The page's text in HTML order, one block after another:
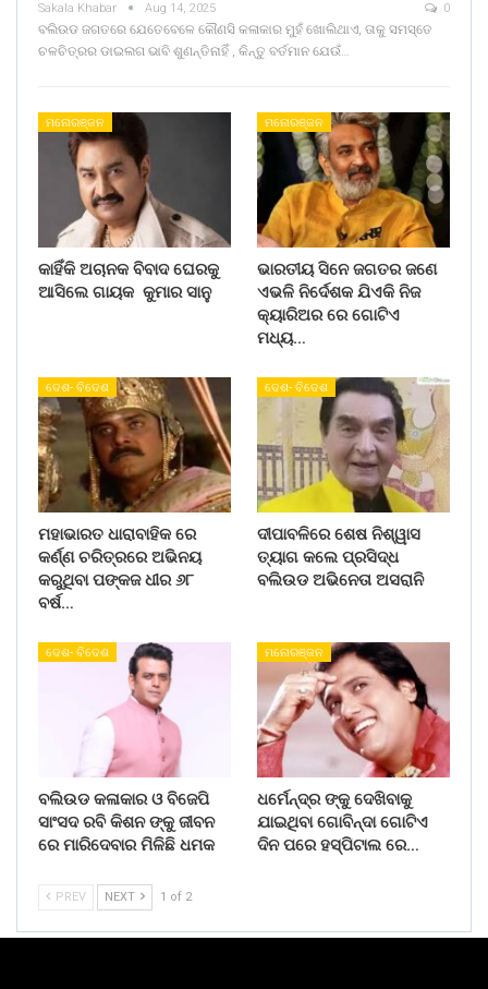
Sakala Khabar Aug 14, 2025 0
ବଲିଉଡ ଜଗତରେ ଯେତେବେଳେ କୌଣସି କଳାକାର ମୁହଁ ଖୋଲିଥାଏ, ତାକୁ ସମସ୍ତେ
ଚଳଚିତ୍ରର ଡାଇଲଗ ଭାବି ଶୁଣନ୍ତିନାହିଁ , କିନ୍ତୁ ବର୍ତମାନ ଯେଉଁ…
ମନୋରଞ୍ଜନ
କାହିଁକି ଅଚାନକ ବିବାଦ ଘେରକୁ
ଆସିଲେ ଗାୟକ କୁମାର ସାନୁ
ମନୋରଞ୍ଜନ
ଭାରତୀୟ ସିନେ ଜଗତର ଜଣେ
ଏଭଳି ନିର୍ଦେଶକ ଯିଏକି ନିଜ
କ୍ୟାରିଅର ରେ ଗୋଟିଏ
ମଧ୍ୟ…
ଦେଶ- ବିଦେଶ
ମହାଭାରତ ଧାରାବାହିକ ରେ
କର୍ଣ୍ଣ ଚରିତ୍ରରେ ଅଭିନୟ
କରୁଥିବା ପଙ୍କଜ ଧୀର ୬୮
ବର୍ଷ…
ଦେଶ- ବିଦେଶ
ଦୀପାବଳିରେ ଶେଷ ନିଶ୍ୱାସ
ତ୍ୟାଗ କଲେ ପ୍ରସିଦ୍ଧ
ବଲିଉଡ ଅଭିନେତା ଅସରାନି
ଦେଶ- ବିଦେଶ
ବଲିଉଡ କଳାକାର ଓ ବିଜେପି
ସାଂସଦ ରବି କିଶନ ଙ୍କୁ ଜୀବନ
ରେ ମାରିଦେବାର ମିଳିଛି ଧମକ
ମନୋରଞ୍ଜନ
ଧର୍ମେନ୍ଦ୍ର ଙ୍କୁ ଦେଖିବାକୁ
ଯାଇଥିବା ଗୋବିନ୍ଦା ଗୋଟିଏ
ଦିନ ପରେ ହସ୍ପିଟାଲ ରେ…
PREV NEXT 1 of 2